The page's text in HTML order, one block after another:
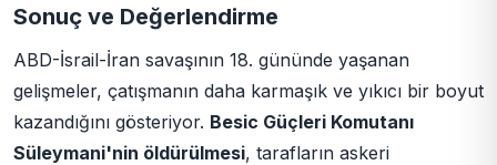
Sonuç ve Değerlendirme
ABD-İsrail-İran savaşının 18. gününde yaşanan
gelişmeler, çatışmanın daha karmaşık ve yıkıcı bir boyut
kazandığını gösteriyor. Besic Güçleri Komutanı
Süleymani'nin öldürülmesi, tarafların askeri